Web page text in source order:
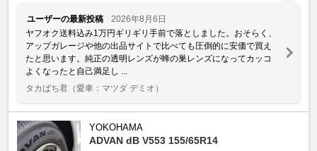
ユーザーの最新投稿
2026年8月6日
ヤフオク送料込み1万円ギリギリ手前で落としました。おそらく、
アップガレージや他の出品サイトで比べても圧倒的に安価で買え
たと思います。純正の透明レンズが蜂の巣レンズになってカッコ
よくなったと自己満足し ...
タカぱち君 （愛車：マツダ デミオ）
YOKOHAMA
ADVAN dB V553 155/65R14